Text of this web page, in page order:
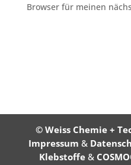
Browser für meinen
© Weiss Chemie +
Impressum &
Klebstoffe &